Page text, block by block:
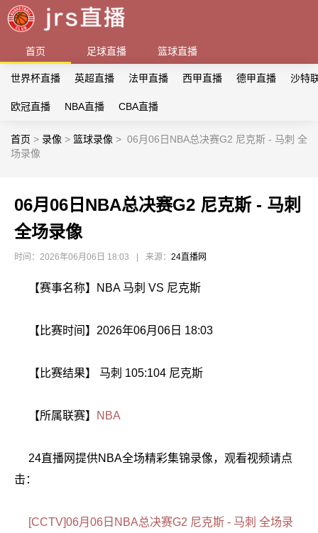
首页 足球直播 篮球直播
世界杯直播 英超直播 法甲直播 西甲直播 德甲直播 沙特
欧冠直播 NBA直播 CBA直播
首页 > 录像 > 篮球录像 > 06月06日NBA总决赛G2 尼克斯 - 马刺 全
场录像
06月06日NBA总决赛G2 尼克斯 - 马刺
全场录像
时间：2026年06月06日 18:03 来源： 24直播网
【赛事名称】NBA 马刺 VS 尼克斯
【比赛时间】2026年06月06日 18:03
【比赛结果】 马刺 105:104 尼克斯
【所属联赛】 NBA
24直播网提供NBA全场精彩集锦录像，观看视频请点
击：
[CCTV]06月06日NBA总决赛G2 尼克斯 - 马刺 全场录